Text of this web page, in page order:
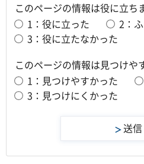
このページの情報は役に立ち
1：役に立った
2：
3：役に立たなかった
このページの情報は見つけや
1：見つけやすかった
3：見つけにくかった